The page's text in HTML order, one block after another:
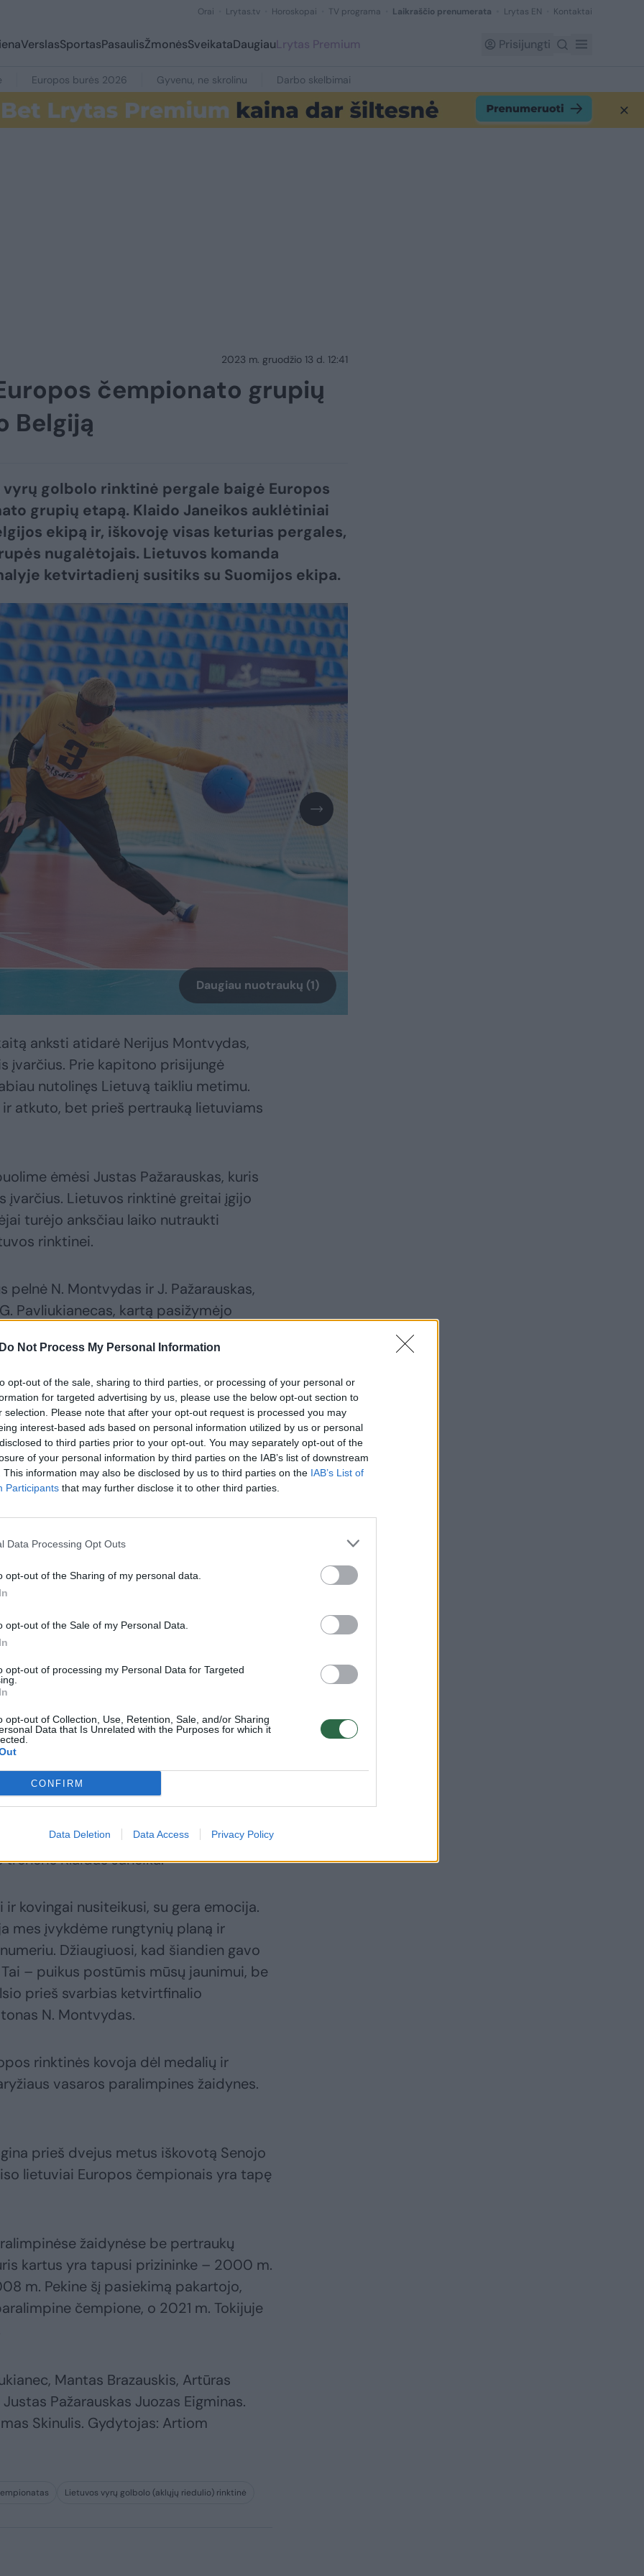
Do Not Process My Personal Information
opt-out of the sale, sharing to third parties, or processing of your personal or
for targeted advertising by us, please use the below opt-out section to
selection. Please note that after your opt-out request is processed you may
interest-based ads based on personal information utilized by us or personal
to third parties prior to your opt-out. You may separately opt-out of the
of your personal information by third parties on the IAB’s list of downstream
This information may also be disclosed by us to third parties on the IAB’s List of
Participants that may further disclose it to other third parties.
Data Processing Opt Outs
opt-out of the Sharing of my personal data.
opt-out of the Sale of my Personal Data.
opt-out of processing my Personal Data for Targeted
opt-out of Collection, Use, Retention, Sale, and/or Sharing
Data that Is Unrelated with the Purposes for which it
CONFIRM
Data Deletion Data Access Privacy Policy
Orai Lrytas.tv Horoskopai TV programa Laikraščio prenumerata Lrytas EN Kontaktai
VerslasSportasPasaulisŽmonėsSveikataDaugiauLrytas Premium Prisijungti
Europos burės 2026 Gyvenu, ne skrolinu Darbo skelbimai
2023 m. gruodžio 13 d. 12:41
čempionato grupių
Belgiją
golbolo rinktinė pergale baigė Europos
grupių etapą. Klaido Janeikos auklėtiniai
ekipą ir, iškovoję visas keturias pergales,
nugalėtojais. Lietuvos komanda
ketvirtadienį susitiks su Suomijos ekipa.
Daugiau nuotraukų (1)
anksti atidarė Nerijus Montvydas,
įvarčius. Prie kapitono prisijungė
nutolinęs Lietuvą taikliu metimu.
atkuto, bet prieš pertrauką lietuviams
ėmėsi Justas Pažarauskas, kuris
įvarčius. Lietuvos rinktinė greitai įgijo
turėjo anksčiau laiko nutraukti
rinktinei.
pelnė N. Montvydas ir J. Pažarauskas,
Pavliukianecas, kartą pasižymėjo
patiesė
su Suomijos komanda, kuri
finišavo ketvirta. Rungtynės dėl
18.30 val.
rungtynes. Klaidų pasitaikė, bet tikiuosi,
Suomijos rinktine tų klaidų daugiau
Ačiū visiems, kurie palaiko“, –
Klaidas Janeika.
kovingai nusiteikusi, su gera emocija.
mes įvykdėme rungtynių planą ir
Džiaugiuosi, kad šiandien gavo
– puikus postūmis mūsų jaunimui, be
prieš svarbias ketvirtfinalio
N. Montvydas.
rinktinės kovoja dėl medalių ir
vasaros paralimpines žaidynes.
prieš dvejus metus iškovotą Senojo
lietuviai Europos čempionais yra tapę
žaidynėse be pertraukų
kartus yra tapusi prizininke – 2000 m.
m. Pekine šį pasiekimą pakartojo,
čempione, o 2021 m. Tokijuje
Mantas Brazauskis, Artūras
Pažarauskas Juozas Eigminas.
Skinulis. Gydytojas: Artiom
Lietuvos vyrų golbolo (aklųjų riedulio) rinktinė